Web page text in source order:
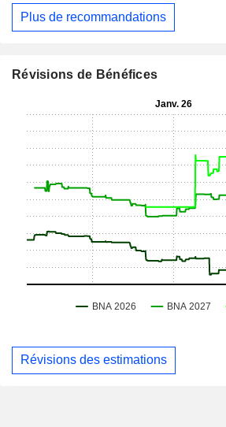
Plus de recommandations
Révisions de Bénéfices
Révisions des estimations